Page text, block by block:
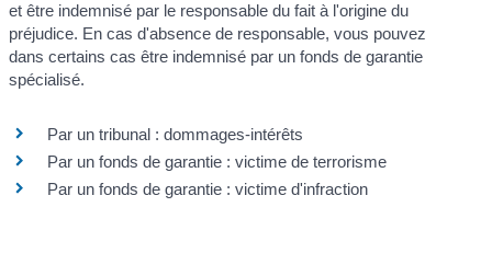
et être indemnisé par le responsable du fait à l'origine du
préjudice. En cas d'absence de responsable, vous pouvez
dans certains cas être indemnisé par un fonds de garantie
spécialisé.
Par un tribunal : dommages-intérêts
Par un fonds de garantie : victime de terrorisme
Par un fonds de garantie : victime d'infraction